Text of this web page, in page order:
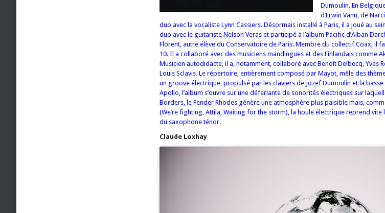
Dumoulin. En
d’Erwin Vann, de
duo avec la vocaliste Lynn Cassiers. Désormais installé à Paris, il a joué au
duo avec le guitariste Nelson Veras et participé à l’album Pacific d’Alban
Florent, autre élève du Conservatoire de Paris. Membre du collectif Coax, il
10. Il a collaboré avec des musiciens mandingues et des Finlandais comme
Musicien autodidacte, il a, notamment, collaboré avec Benoît Delbecq, Yves
Louis Sclavis. Le répertoire, entièrement composé par Mayot, mêle des
un groove électrique, propulsé par les claviers de Jozef Dumoulin et la
Apollo, l’album s’ouvre sur une déferlante de sonorités électriques sur
Borders, le Fender Rhodes génère une atmosphère plus paisible mais,
(We’re fighting, Attila, Waiting for the storm), la houle électrique reprend vite
du saxophone ténor.
Claude Loxhay